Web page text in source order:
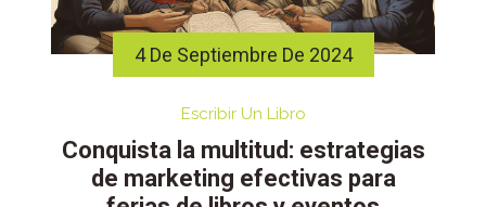
4 De Septiembre De 2024
Escribir Un Libro
Conquista la multitud: estrategias
de marketing efectivas para